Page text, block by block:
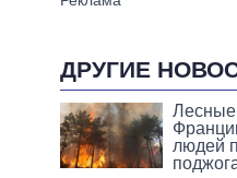
ДРУГИЕ
людей